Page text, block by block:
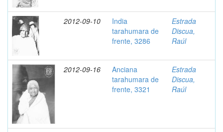
2012-09-10
India
tarahumara de
frente, 3286
Estrada
Discua,
Raúl
2012-09-16
Anciana
tarahumara de
frente, 3321
Estrada
Discua,
Raúl